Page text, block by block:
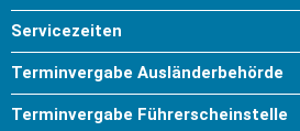
Servicezeiten
Terminvergabe Ausländerbehörde
Terminvergabe Führerscheinstelle